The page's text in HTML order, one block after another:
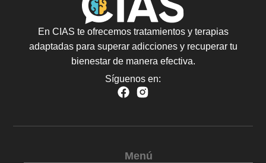
En CIAS te ofrecemos tratamientos y terapias
adaptadas para superar adicciones y recuperar tu
bienestar de manera efectiva.
Síguenos en:
Menú